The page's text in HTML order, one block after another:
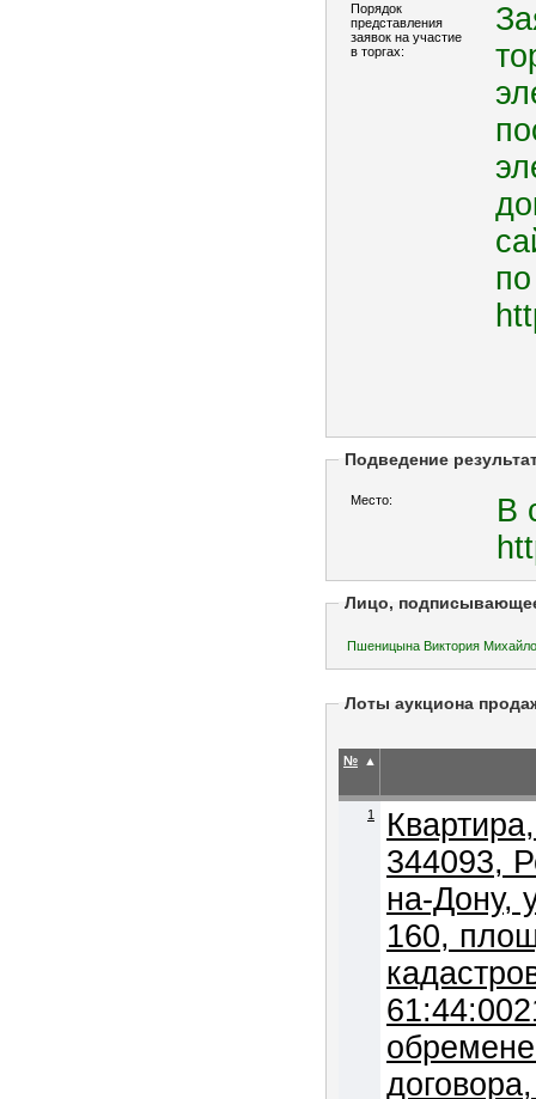
Порядок
представления
заявок на участие
в торгах:
Подведение
Место:
В
Лицо,
Пшеницына Виктория
Лоты аукциона
№ ▲
1
344093,
на-Дону,
160,